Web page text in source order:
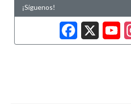
¡Síguenos!
X